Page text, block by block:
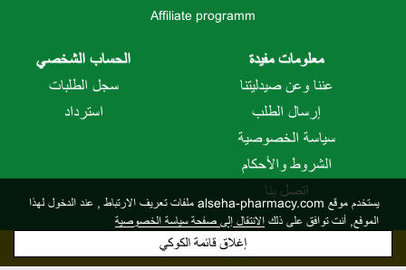
Affiliate programm
معلومات مفيدة
عننا وعن صيدليتنا
إرسال الطلب
سياسة الخصوصية
الشروط والأحكام
اتصل بنا
الحساب الشخصي
سجل الطلبات
استرداد
يستخدم موقع alseha-pharmacy.com ملفات تعريف الارتباط
, عند الدخول لهذا
الموفع, أنت توافق على ذلك الانتقال إلى صفحة سياسة الخصوصية
إغلاق قائمة الكوكي